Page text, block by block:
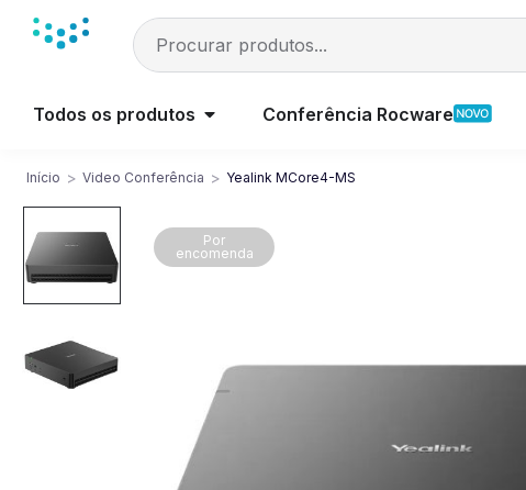
Todos os produtos Conferência Rocware
Início > Video Conferência > Yealink MCore4-MS
Por
encomenda